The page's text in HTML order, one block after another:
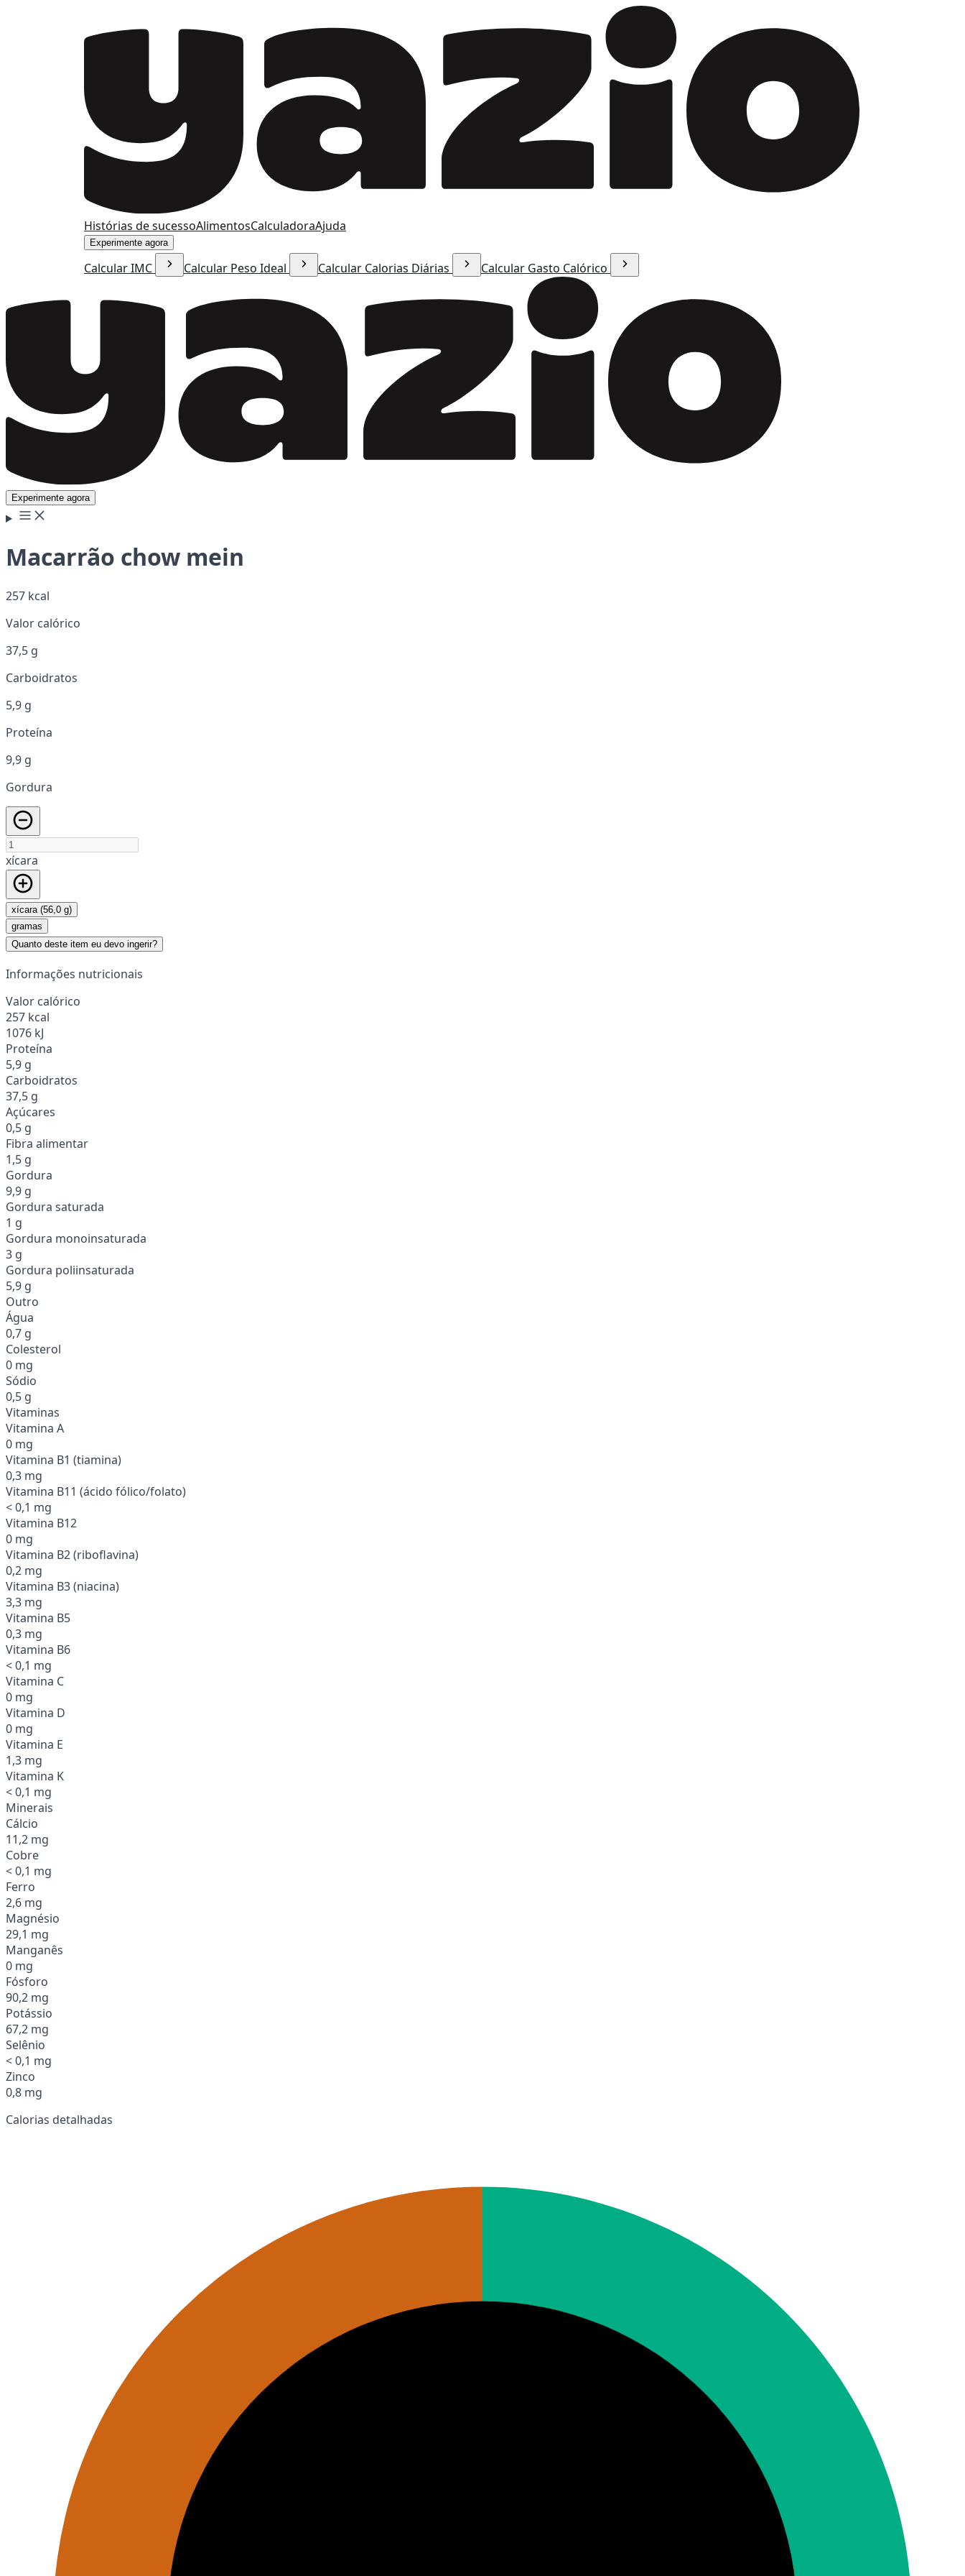
Histórias de sucessoAlimentosCalculadoraAjuda
Experimente agora
Calcular IMC Calcular Peso Ideal Calcular Calorias Diárias Calcular Gasto Calórico
Experimente agora
Macarrão chow mein
257 kcal
Valor calórico
37,5 g
Carboidratos
5,9 g
Proteína
9,9 g
Gordura
xícara
xícara (56,0 g)
gramas
Quanto deste item eu devo ingerir?
Informações nutricionais
Valor calórico
257 kcal
1076 kJ
Proteína
5,9 g
Carboidratos
37,5 g
Açúcares
0,5 g
Fibra alimentar
1,5 g
Gordura
9,9 g
Gordura saturada
1 g
Gordura monoinsaturada
3 g
Gordura poliinsaturada
5,9 g
Outro
Água
0,7 g
Colesterol
0 mg
Sódio
0,5 g
Vitaminas
Vitamina A
0 mg
Vitamina B1 (tiamina)
0,3 mg
Vitamina B11 (ácido fólico/folato)
< 0,1 mg
Vitamina B12
0 mg
Vitamina B2 (riboflavina)
0,2 mg
Vitamina B3 (niacina)
3,3 mg
Vitamina B5
0,3 mg
Vitamina B6
< 0,1 mg
Vitamina C
0 mg
Vitamina D
0 mg
Vitamina E
1,3 mg
Vitamina K
< 0,1 mg
Minerais
Cálcio
11,2 mg
Cobre
< 0,1 mg
Ferro
2,6 mg
Magnésio
29,1 mg
Manganês
0 mg
Fósforo
90,2 mg
Potássio
67,2 mg
Selênio
< 0,1 mg
Zinco
0,8 mg
Calorias detalhadas